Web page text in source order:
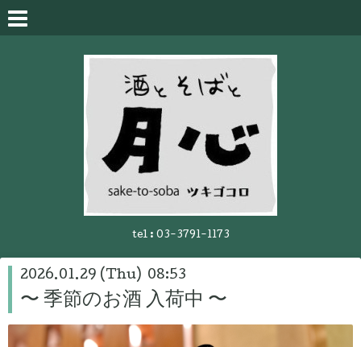
tel : 03-3791-1173
2026.01.29 (Thu) 08:53
〜 季節のお酒 入荷中 〜